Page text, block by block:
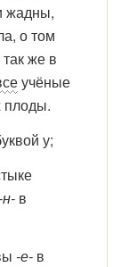
жадны,
о том
же в
учёные
плоды.
у;
в
-е- в